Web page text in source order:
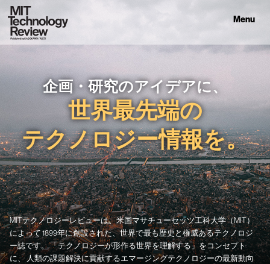
Menu
企画・研究のアイデアに、
世界最先端の
テクノロジー情報を。
MITテクノロジーレビューは、米国マサチューセッツ工科大学（MIT）
によって 1899年に創設された、世界で最も歴史と権威あるテクノロジ
ー誌です。「テクノロジーが形作る世界を理解する」をコンセプト
に、 人類の課題解決に貢献するエマージングテクノロジーの最新動向